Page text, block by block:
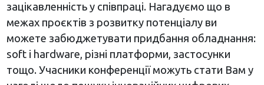
зацікавленність у співпраці. Нагадуємо що в
межах проєктів з розвитку потенціалу ви
можете забюджетувати придбання обладнання:
soft і hardware, різні платформи, застосунки
тощо. Учасники конференції можуть стати Вам у